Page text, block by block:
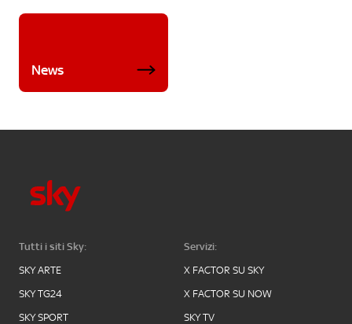
News
Tutti i siti Sky:
SKY ARTE
SKY TG24
SKY SPORT
Servizi:
X FACTOR SU SKY
X FACTOR SU NOW
SKY TV